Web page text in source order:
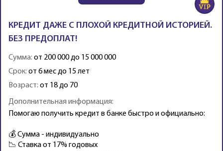
КРЕДИТ ДАЖЕ С ПЛОХОЙ КРЕДИТНОЙ ИСТОРИЕЙ.
БЕЗ ПРЕДОПЛАТ!
Сумма: от 200 000 до 15 000 000
Срок: от 6 мес до 15 лет
Возраст: от 18 до 70
Дополнительная информация:
Помогаю получить кредит в банке быстро и официально:
💰 Сумма - индивидуально
📉 Ставка от 17% годовых